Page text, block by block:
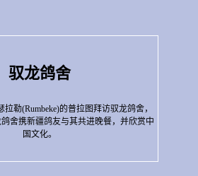
驭龙鸽舍
勒(Rumbeke)的普拉图拜访驭龙鸽舍，
舍携新疆鸽友与其共进晚餐，并欣赏中
国文化。